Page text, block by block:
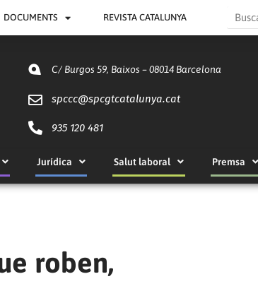
DOCUMENTS REVISTA CATALUNYA Search
C/ Burgos 59, Baixos – 08014 Barcelona
spccc@spcgtcatalunya.cat
935 120 481
Jurídica Salut laboral Premsa
roben,